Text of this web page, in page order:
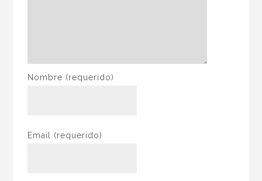
Nombre (requerido)
Email (requerido)